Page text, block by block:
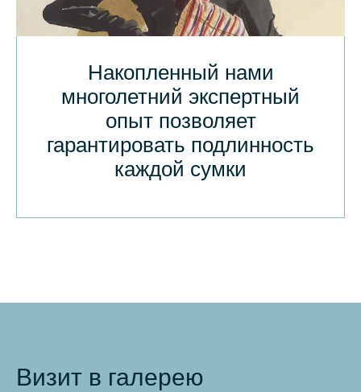
Накопленный нами
многолетний экспертный
опыт позволяет
гарантировать подлинность
каждой сумки
Визит в галерею